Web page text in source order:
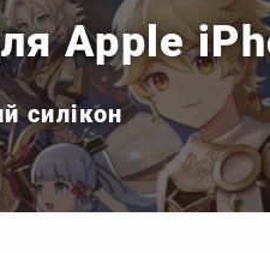
Apple
силікон